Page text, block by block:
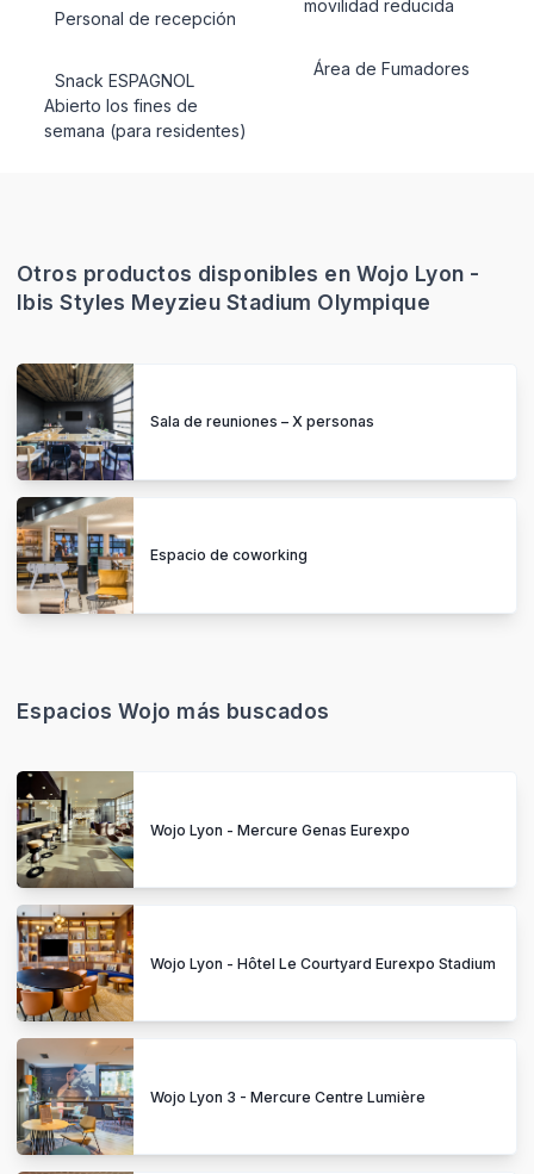
Personal de recepción
Snack ESPAGNOL
Abierto los fines de
semana (para residentes)
movilidad reducida
Área de Fumadores
Otros productos disponibles en Wojo Lyon -
Ibis Styles Meyzieu Stadium Olympique
Sala de reuniones – X personas
Espacio de coworking
Espacios Wojo más buscados
Wojo Lyon - Mercure Genas Eurexpo
Wojo Lyon - Hôtel Le Courtyard Eurexpo Stadium
Wojo Lyon 3 - Mercure Centre Lumière